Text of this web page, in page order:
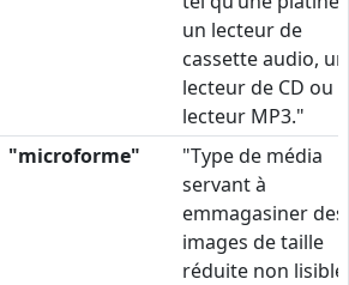
un lecteur de
cassette audio, un
lecteur de CD ou
lecteur MP3."
"microforme"
"Type de média
servant à
emmagasiner des
images de taille
réduite non